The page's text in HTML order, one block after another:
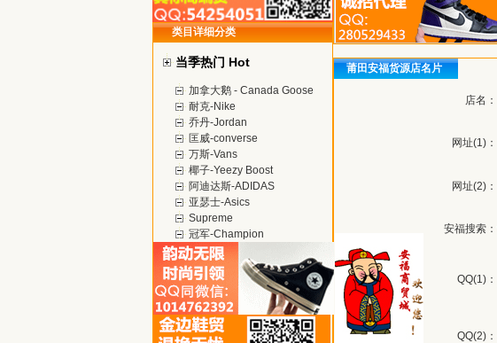
类目详细分类
当季热门 Hot
加拿大鹅 - Canada Goose
耐克-Nike
乔丹-Jordan
匡威-converse
万斯-Vans
椰子-Yeezy Boost
阿迪达斯-ADIDAS
亚瑟士-Asics
Supreme
冠军-Champion
莆田安福货源店名片
店名：
网址(1)：
网址(2)：
安福搜索：
QQ(1)：
QQ(2)：